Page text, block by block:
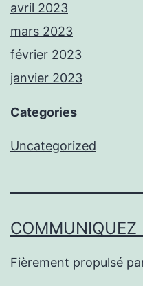
avril 2023
mars 2023
février 2023
janvier 2023
Categories
Uncategorized
Fièrement propulsé